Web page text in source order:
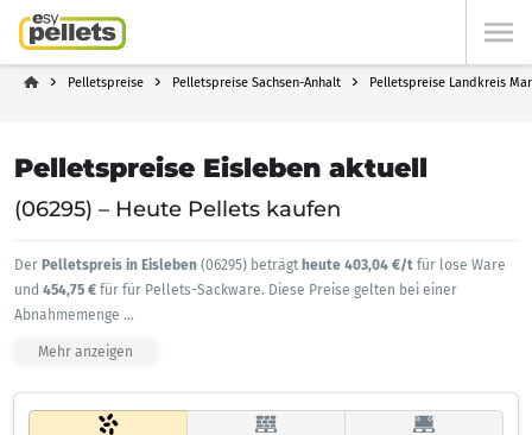
Pelletspreise Pelletspreise Sachsen-Anhalt Pelletspreise Landkreis
Pelletspreise Eisleben aktuell
(06295) – Heute Pellets kaufen
Der Pelletspreis in Eisleben (06295) beträgt heute 403,04 €/t für lose Ware
und 454,75 € für für Pellets-Sackware. Diese Preise gelten bei einer
Abnahmemenge ...
Mehr anzeigen